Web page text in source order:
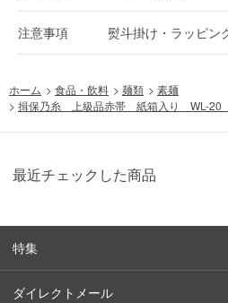
注意事項 熨斗掛け・ラッピン
ホーム > 食品・飲料 > 麺類 > 素麺
> 揖保乃糸 上級品赤帯 紙箱入り WL-20
最近チェックした商品
特集
ダイレクトメール